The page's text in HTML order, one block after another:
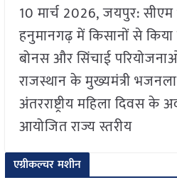
10 मार्च 2026, जयपुर:
हनुमानगढ़ में किसानों से
बोनस और सिंचाई
राजस्थान के मुख्यमंत्री
अंतरराष्ट्रीय महिला दिवस
आयोजित राज्य स्तरीय
एग्रीकल्चर मशीन